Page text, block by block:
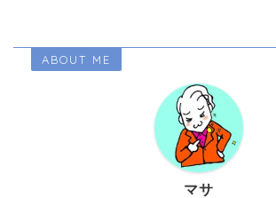
ABOUT ME
マサ